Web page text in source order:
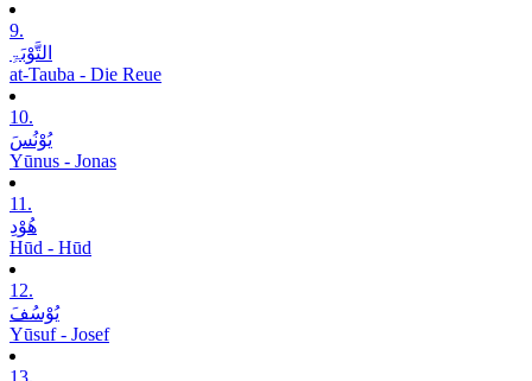
9.
التَّوْبَۃِ
at-Tauba - Die Reue
10.
یُوْنُسَ
Yūnus - Jonas
11.
ھُوْدِ
Hūd - Hūd
12.
یُوْسُفَ
Yūsuf - Josef